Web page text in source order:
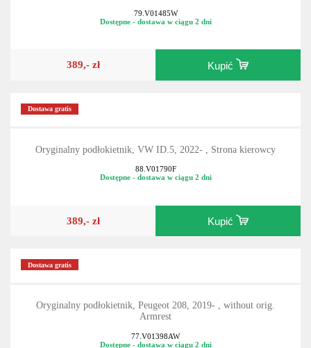
79.V01485W
Dostępne - dostawa w ciągu 2 dni
389,- zł Kupić
Dostawa gratis
Oryginalny podłokietnik, VW ID.5, 2022- , Strona kierowcy
88.V01790F
Dostępne - dostawa w ciągu 2 dni
389,- zł Kupić
Dostawa gratis
Oryginalny podłokietnik, Peugeot 208, 2019- , without orig.
Armrest
77.V01398AW
Dostępne - dostawa w ciągu 2 dni